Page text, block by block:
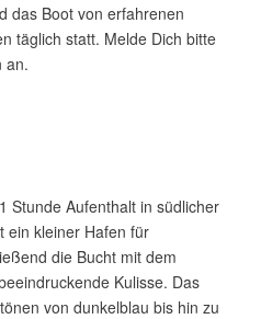
das Boot von erfahrenen
täglich statt. Melde Dich bitte
an.
Stunde Aufenthalt in südlicher
ein kleiner Hafen für
die Bucht mit dem
Kulisse. Das
von dunkelblau bis hin zu